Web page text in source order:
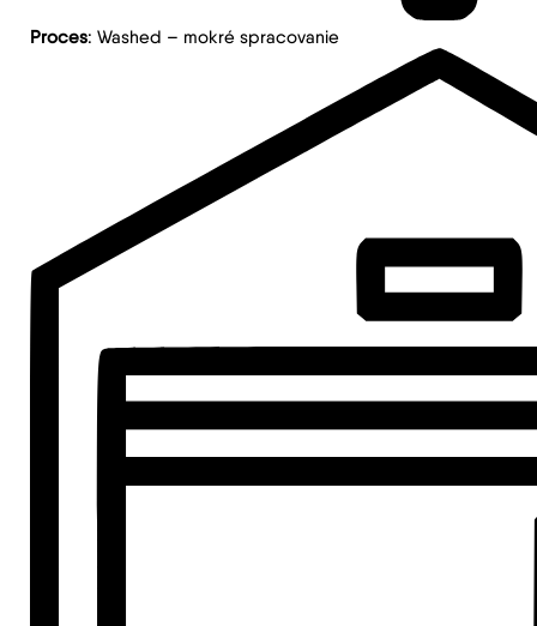
Proces: Washed – mokré spracovanie